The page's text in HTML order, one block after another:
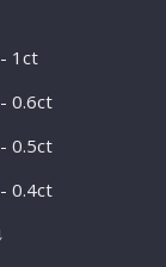
1ct
0.6ct
0.5ct
0.4ct